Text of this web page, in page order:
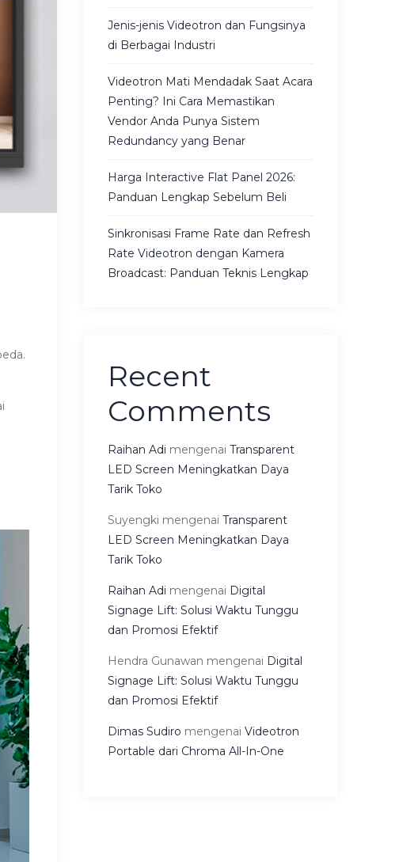
Jenis-jenis Videotron dan Fungsinya
di Berbagai Industri
Videotron Mati Mendadak Saat Acara
Penting? Ini Cara Memastikan
Vendor Anda Punya Sistem
Redundancy yang Benar
Harga Interactive Flat Panel 2026:
Panduan Lengkap Sebelum Beli
Sinkronisasi Frame Rate dan Refresh
Rate Videotron dengan Kamera
Broadcast: Panduan Teknis Lengkap
Recent
Comments
Raihan Adi mengenaiTransparent
LED Screen Meningkatkan Daya
Tarik Toko
Suyengki mengenaiTransparent
LED Screen Meningkatkan Daya
Tarik Toko
Raihan Adi mengenai Digital
Signage Lift: Solusi Waktu Tunggu
dan Promosi Efektif
Hendra Gunawan mengenai Digital
Signage Lift: Solusi Waktu Tunggu
dan Promosi Efektif
Dimas Sudiro mengenaiVideotron
Portable dari Chroma All-In-One